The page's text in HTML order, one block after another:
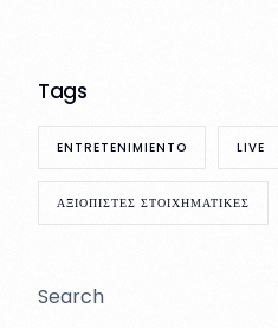
Tags
ENTRETENIMIENTO LIVE
ΑΞΙΟΠΙΣΤΕΣ ΣΤΟΙΧΗΜΑΤΙΚΕΣ
Search